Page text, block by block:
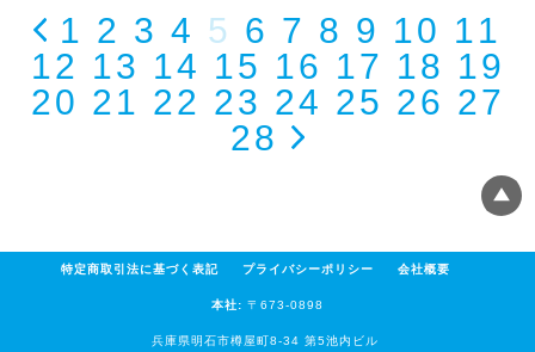
1 2 3 4 5 6 7 8 9 10 11
12 13 14 15 16 17 18 19
20 21 22 23 24 25 26 27
28
特定商取引法に基づく表記 プライバシーポリシー 会社概要
本社: 〒673-0898
兵庫県明石市樽屋町8-34 第5池内ビル